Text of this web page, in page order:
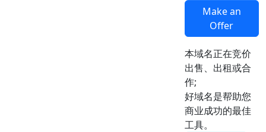
Make an
Offer
本域名正在竞价
出售、出租或合
作;
好域名是帮助您
商业成功的最佳
工具。